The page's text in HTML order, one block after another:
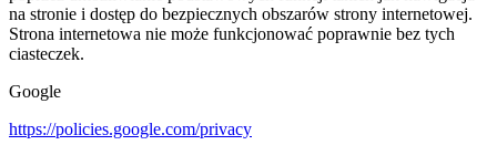
na stronie i dostęp do bezpiecznych obszarów strony internetowej.
Strona internetowa nie może funkcjonować poprawnie bez tych
ciasteczek.
Google
https://policies.google.com/privacy